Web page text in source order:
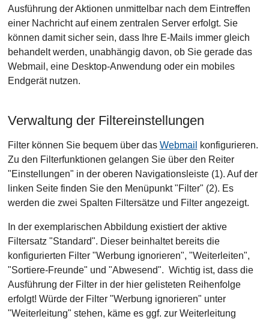
Ausführung der Aktionen unmittelbar nach dem Eintreffen
einer Nachricht auf einem zentralen Server erfolgt. Sie
können damit sicher sein, dass Ihre E-Mails immer gleich
behandelt werden, unabhängig davon, ob Sie gerade das
Webmail, eine Desktop-Anwendung oder ein mobiles
Endgerät nutzen.
Verwaltung der Filtereinstellungen
Filter können Sie bequem über das Webmail
konfigurieren.
Zu den Filterfunktionen gelangen Sie über den Reiter
"Einstellungen" in der oberen Navigationsleiste (1). Auf der
linken Seite finden Sie den Menüpunkt "Filter" (2). Es
werden die zwei Spalten Filtersätze und Filter angezeigt.
In der exemplarischen Abbildung existiert der aktive
Filtersatz "Standard". Dieser beinhaltet bereits die
konfigurierten Filter "Werbung ignorieren", "Weiterleiten",
"Sortiere-Freunde" und "Abwesend". Wichtig ist, dass die
Ausführung der Filter in der hier gelisteten Reihenfolge
erfolgt! Würde der Filter "Werbung ignorieren" unter
"Weiterleitung" stehen, käme es ggf. zur Weiterleitung